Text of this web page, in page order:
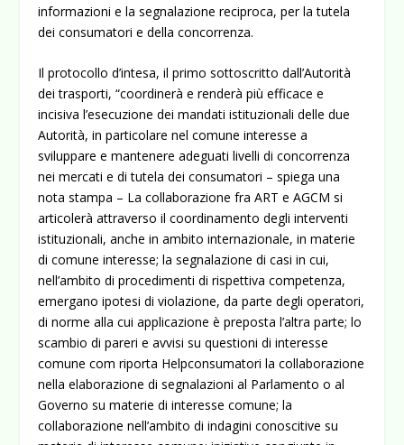
informazioni e la segnalazione reciproca, per la tutela
dei consumatori e della concorrenza.
Il protocollo d’intesa, il primo sottoscritto dall’Autorità
dei trasporti, “coordinerà e renderà più efficace e
incisiva l’esecuzione dei mandati istituzionali delle due
Autorità, in particolare nel comune interesse a
sviluppare e mantenere adeguati livelli di concorrenza
nei mercati e di tutela dei consumatori – spiega una
nota stampa – La collaborazione fra ART e AGCM si
articolerà attraverso il coordinamento degli interventi
istituzionali, anche in ambito internazionale, in materie
di comune interesse; la segnalazione di casi in cui,
nell’ambito di procedimenti di rispettiva competenza,
emergano ipotesi di violazione, da parte degli operatori,
di norme alla cui applicazione è preposta l’altra parte; lo
scambio di pareri e avvisi su questioni di interesse
comune com riporta Helpconsumatori la collaborazione
nella elaborazione di segnalazioni al Parlamento o al
Governo su materie di interesse comune; la
collaborazione nell’ambito di indagini conoscitive su